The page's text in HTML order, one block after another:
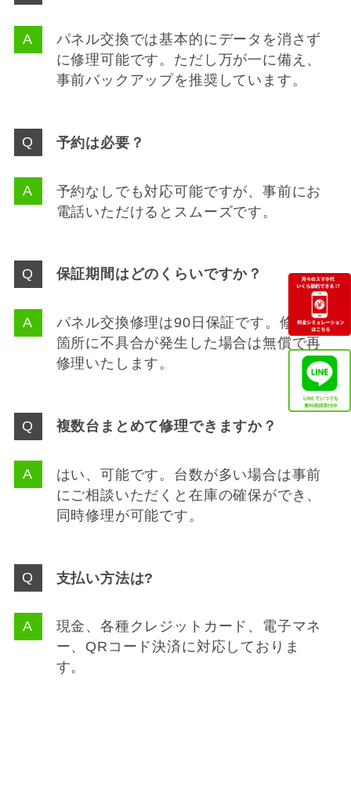
パネル交換では基本的にデータを消さず
に修理可能です。ただし万が一に備え、
事前バックアップを推奨しています。
予約は必要？
予約なしでも対応可能ですが、事前にお
電話いただけるとスムーズです。
保証期間はどのくらいですか？
パネル交換修理は90日保証です。修理
箇所に不具合が発生した場合は無償で再
修理いたします。
複数台まとめて修理できますか？
はい、可能です。台数が多い場合は事前
にご相談いただくと在庫の確保ができ、
同時修理が可能です。
支払い方法は?
現金、各種クレジットカード、電子マネ
ー、QRコード決済に対応しておりま
す。